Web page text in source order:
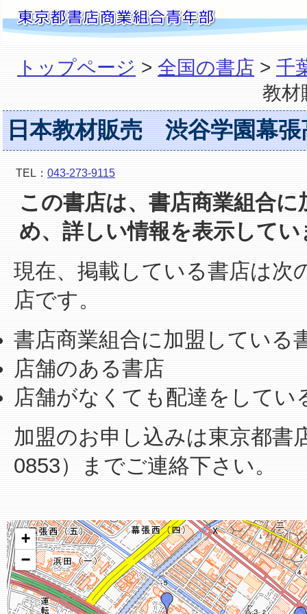
トップページ > 全国の書店 > 千
教
日本教材販売 渋谷学園幕張
TEL： 043-273-9115
この書店は、書店商業組合
め、詳しい情報を表示して
現在、掲載している書店は次
店です。
書店商業組合に加盟している
店舗のある書店
店舗がなくても配達をしてい
加盟のお申し込みは東京都書
0853）までご連絡下さい。
+
−